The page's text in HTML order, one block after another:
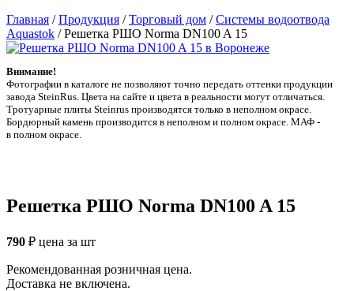
Главная /Продукция /Торговый дом /Системы водоотвода
Aquastok /Решетка РШО Norma DN100 A 15
Внимание!
Фотографии в каталоге не позволяют точно передать оттенки продукции
заводa SteinRus. Цвета на сайте и цвета в реальности могут отличаться.
Тротуарные плиты Steinrus производятся только в неполном окрасе.
Бордюрный камень производится в неполном и полном окрасе. МАФ -
в полном окрасе.
Решетка РШО Norma DN100 A 15
790 ₽ цена за шт
Рекомендованная розничная цена.
Доставка не включена.